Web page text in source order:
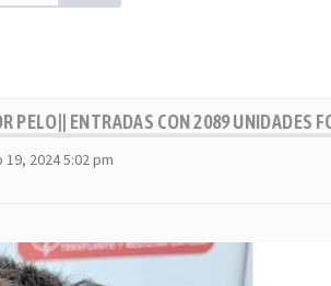
PELO|| ENTRADAS CON 2089 UNIDADES
19, 2024 5:02 pm